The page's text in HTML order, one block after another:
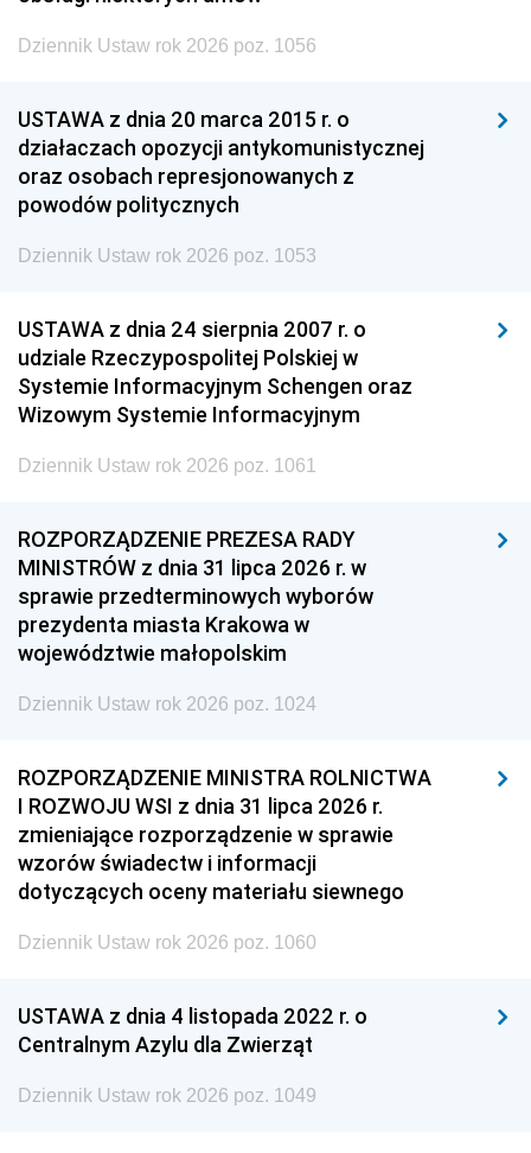
Dziennik Ustaw rok 2026 poz. 1056
USTAWA z dnia 20 marca 2015 r. o
działaczach opozycji antykomunistycznej
oraz osobach represjonowanych z
powodów politycznych
Dziennik Ustaw rok 2026 poz. 1053
USTAWA z dnia 24 sierpnia 2007 r. o
udziale Rzeczypospolitej Polskiej w
Systemie Informacyjnym Schengen oraz
Wizowym Systemie Informacyjnym
Dziennik Ustaw rok 2026 poz. 1061
ROZPORZĄDZENIE PREZESA RADY
MINISTRÓW z dnia 31 lipca 2026 r. w
sprawie przedterminowych wyborów
prezydenta miasta Krakowa w
województwie małopolskim
Dziennik Ustaw rok 2026 poz. 1024
ROZPORZĄDZENIE MINISTRA ROLNICTWA
I ROZWOJU WSI z dnia 31 lipca 2026 r.
zmieniające rozporządzenie w sprawie
wzorów świadectw i informacji
dotyczących oceny materiału siewnego
Dziennik Ustaw rok 2026 poz. 1060
USTAWA z dnia 4 listopada 2022 r. o
Centralnym Azylu dla Zwierząt
Dziennik Ustaw rok 2026 poz. 1049